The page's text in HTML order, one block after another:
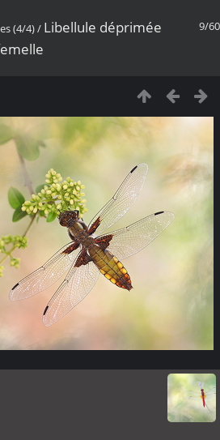
9/60
(4/4)/ Libellule déprimée